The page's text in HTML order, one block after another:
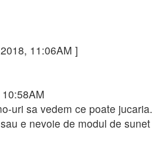
11:06AM ]
uri sa vedem ce poate jucaria.
e nevoie de modul de sunet